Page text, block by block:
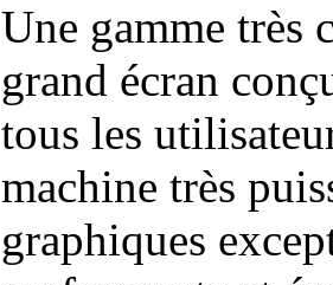
Une gamme très
grand écran
tous les
machine très
graphiques